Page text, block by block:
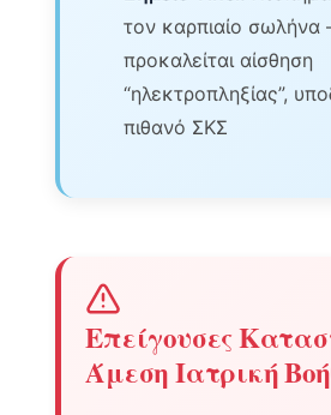
τον καρπιαίο σωλήνα
προκαλείται αίσθηση
“ηλεκτροπληξίας”,
πιθανό ΣΚΣ
Επείγουσες
Άμεση Ιατρική